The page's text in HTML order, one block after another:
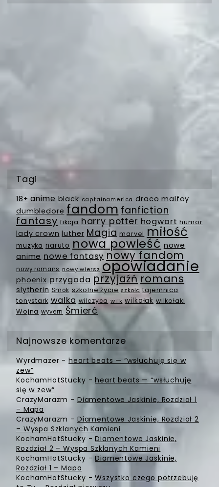
Tagi
18+ anime black captainamerica draco malfoy
dumbledore fandom fanfiction
fantasy fikcja harry potter hogwart humor
lady crown luther Magia marvel miłość
muzyka naruto nowa powieść nowe
anime nowe fantasy nowy fandom
nowy romans nowy wiersz opowiadanie
phoenix przygoda przyjaźń romans
slytherin Smok szkolne życie szkoła tajemnica
tonystark walka wilczyca wilk wilkołak wilkołaki
Wojna wyvern Śmierć
Najnowsze komentarze
Wyrdmazer -heart beats — “wsłuchuję się w
zew”
KochamHotStucky -heart beats — “wsłuchuję
się w zew”
CrazyMarazm - Diamentowe Jaskinie, Rozdział 1
– Mapa
CrazyMarazm - Diamentowe Jaskinie, Rozdział 2
– Wyspa Szklanych Kamieni
KochamHotStucky -Diamentowe Jaskinie,
Rozdział 2 – Wyspa Szklanych Kamieni
KochamHotStucky -Diamentowe Jaskinie,
Rozdział 1 – Mapa
KochamHotStucky -Wszystko czego potrzebuję